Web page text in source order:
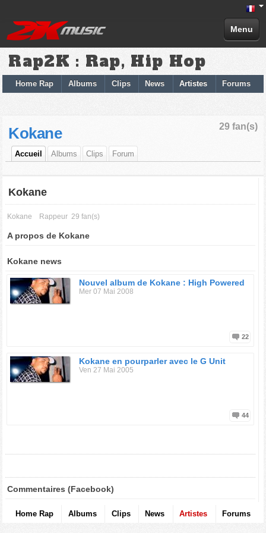
Menu
Rap2K : Rap, Hip Hop
Home Rap Albums Clips News Artistes Forums
29 fan(s)
Kokane
Accueil Albums Clips Forum
Kokane
Kokane Rappeur 29 fan(s)
A propos de Kokane
Kokane news
Nouvel album de Kokane : High Powered
Mer 07 Mai 2008
22
Kokane en pourparler avec le G Unit
Ven 27 Mai 2005
44
Commentaires (Facebook)
Home Rap Albums Clips News Artistes Forums